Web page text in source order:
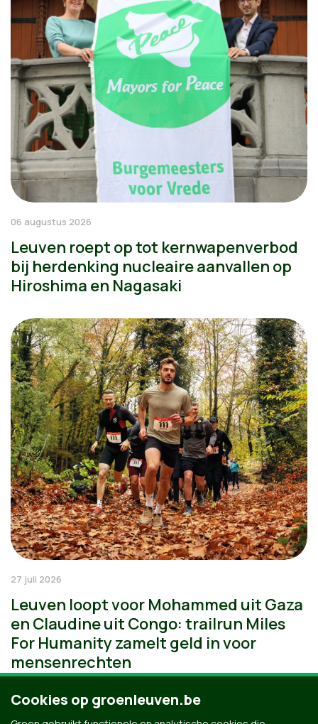
06 augustus 2026
Leuven roept op tot kernwapenverbod
bij herdenking nucleaire aanvallen op
Hiroshima en Nagasaki
27 juli 2026
Leuven loopt voor Mohammed uit Gaza
en Claudine uit Congo: trailrun Miles
For Humanity zamelt geld in voor
mensenrechten
Cookies op groenleuven.be